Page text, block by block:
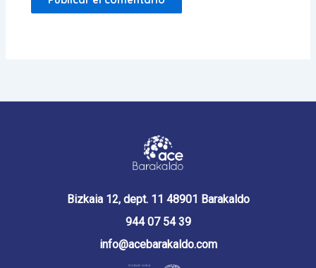
Bizkaia 12, dept. 11 48901 Barakaldo
944 07 54 39
info@acebarakaldo.com